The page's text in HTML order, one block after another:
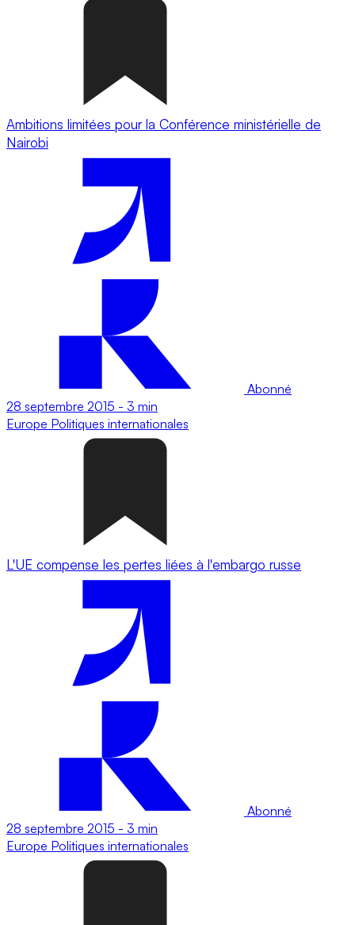
Ambitions limitées pour la Conférence ministérielle de
Nairobi
Abonné
28 septembre 2015 - 3 min
Europe Politiques internationales
L'UE compense les pertes liées à l'embargo russe
Abonné
28 septembre 2015 - 3 min
Europe Politiques internationales